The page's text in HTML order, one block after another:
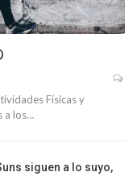
Físicas y
a los…
siguen a lo suyo,